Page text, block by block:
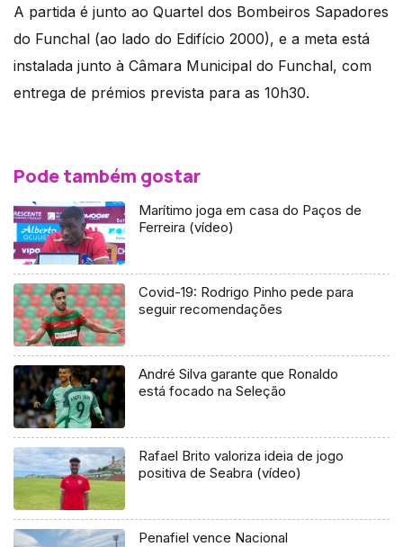
A partida é junto ao Quartel dos Bombeiros Sapadores
do Funchal (ao lado do Edifício 2000), e a meta está
instalada junto à Câmara Municipal do Funchal, com
entrega de prémios prevista para as 10h30.
Pode também gostar
Marítimo joga em casa do Paços de
Ferreira (vídeo)
Covid-19: Rodrigo Pinho pede para
seguir recomendações
André Silva garante que Ronaldo
está focado na Seleção
Rafael Brito valoriza ideia de jogo
positiva de Seabra (vídeo)
Penafiel vence Nacional